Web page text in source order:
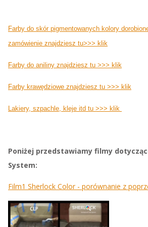
Farby do skór pigmentowanych kolory
zamówienie znajdziesz tu>>> klik
Farby do aniliny znajdziesz tu >>> klik
Farby krawędziowe znajdziesz tu >>> klik
Lakiery, szpachle, kleje itd tu >>> klik
Poniżej przedstawiamy filmy
System:
Film1 Sherlock Color - porównanie z